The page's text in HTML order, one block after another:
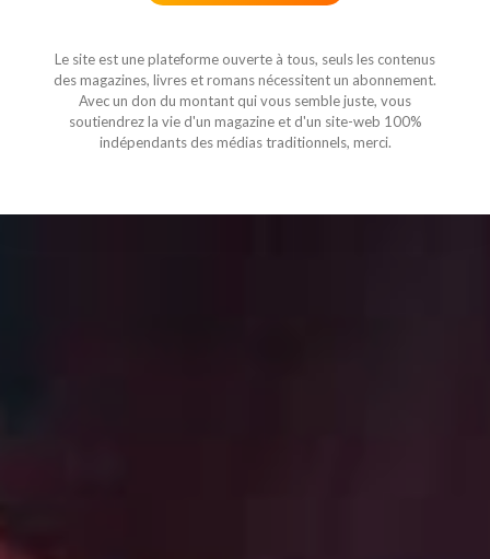
Le site est une plateforme ouverte à tous, seuls les contenus
des magazines, livres et romans nécessitent un abonnement.
Avec un don du montant qui vous semble juste, vous
soutiendrez la vie d'un magazine et d'un site-web 100%
indépendants des médias traditionnels, merci.